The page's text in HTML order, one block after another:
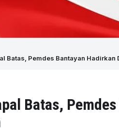
Batas, Pemdes Bantayan Hadirkan
Batas,